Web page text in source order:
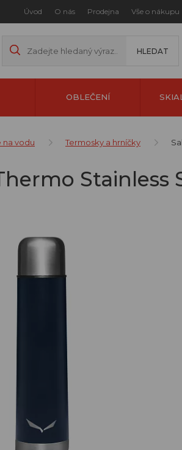
Úvod O nás Prodejna Vše o nákupu
OBLEČENÍ
na vodu Termosky a hrníčky
Stainless